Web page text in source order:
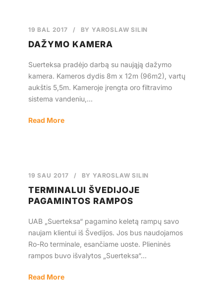
19 BAL 2017 / BYYAROSLAW SILIN
DAŽYMO KAMERA
Suerteksa pradėjo darbą su naująją dažymo
kamera. Kameros dydis 8m x 12m (96m2), vartų
aukštis 5,5m. Kameroje įrengta oro filtravimo
sistema vandeniu,...
Read More
19 SAU 2017 / BYYAROSLAW SILIN
TERMINALUI ŠVEDIJOJE
PAGAMINTOS RAMPOS
UAB „Suerteksa“ pagamino keletą rampų savo
naujam klientui iš Švedijos. Jos bus naudojamos
Ro-Ro terminale, esančiame uoste. Plieninės
rampos buvo išvalytos „Suerteksa“...
Read More